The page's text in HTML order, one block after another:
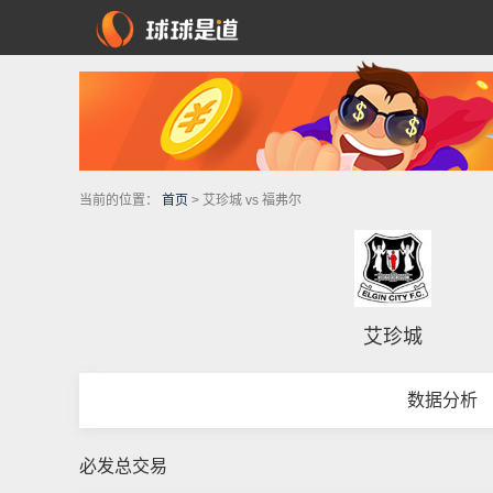
当前的位置： 首页 > 艾珍城 vs 福弗尔
艾珍城
数据分析
必发总交易